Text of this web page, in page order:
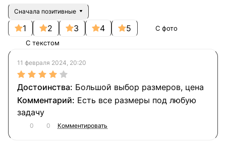
Сначала позитивные
1 2 3 4 5
С фото
С текстом
11 февраля 2024, 20:20
Большой выбор размеров, цена
Есть все размеры под любую
задачу
0 0 Комментировать